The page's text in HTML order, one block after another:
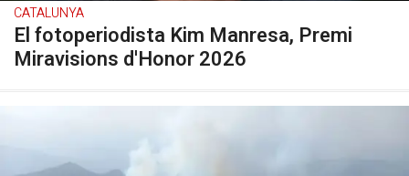
CATALUNYA
El fotoperiodista Kim Manresa, Premi
Miravisions d'Honor 2026